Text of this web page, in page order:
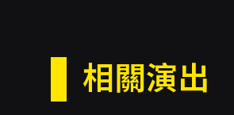
相關演出